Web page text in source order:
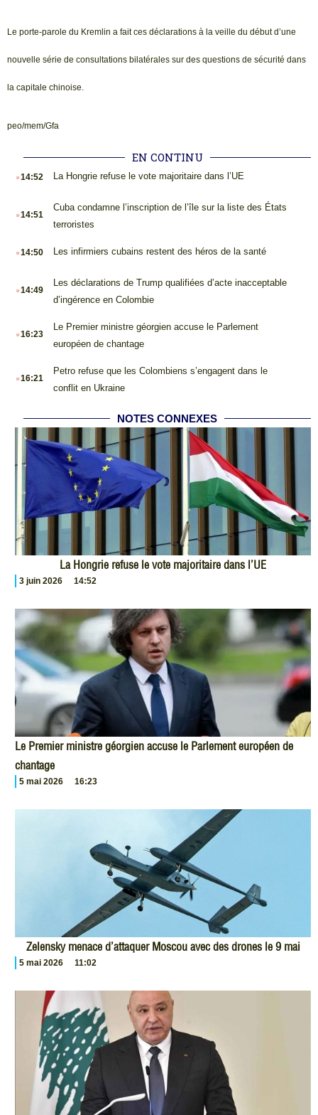
Le porte-parole du Kremlin a fait ces déclarations à la veille du début d’une
nouvelle série de consultations bilatérales sur des questions de sécurité dans
la capitale chinoise.
peo/mem/Gfa
EN CONTINU
.14:52 La Hongrie refuse le vote majoritaire dans l’UE
.14:51
Cuba condamne l’inscription de l’île sur la liste des États
terroristes
.14:50 Les infirmiers cubains restent des héros de la santé
.14:49
Les déclarations de Trump qualifiées d’acte inacceptable
d’ingérence en Colombie
.16:23
Le Premier ministre géorgien accuse le Parlement
européen de chantage
.16:21
Petro refuse que les Colombiens s’engagent dans le
conflit en Ukraine
NOTES CONNEXES
La Hongrie refuse le vote majoritaire dans l’UE
3 juin 2026 14:52
Le Premier ministre géorgien accuse le Parlement européen de
chantage
5 mai 2026 16:23
Zelensky menace d’attaquer Moscou avec des drones le 9 mai
5 mai 2026 11:02